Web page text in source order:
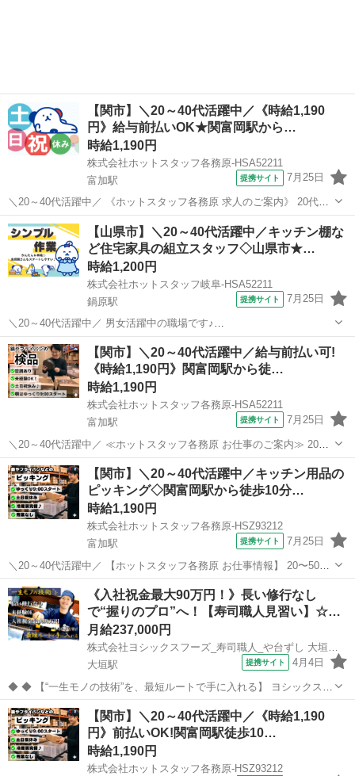
【関市】＼20～40代活躍中／《時給1,190
円》給与前払いOK★関富岡駅から…
時給1,190円
株式会社ホットスタッフ各務原-HSA52211
富加駅
提携サイト 7月25日
＼20～40代活躍中／ 《ホットスタッフ各務原 求人のご案内》 20代・
30代はもちろん40代・50代まで女性活躍中★
┏━━━━━━━━━━━━━━┓ お仕事内容
━━━━━━━━━━━━━━┛ 包丁やフライパンな...
岐阜 関市 富加駅
【山県市】＼20～40代活躍中／キッチン棚な
ど住宅家具の組立スタッフ◇山県市★…
時給1,200円
株式会社ホットスタッフ岐阜-HSA52211
鍋原駅
提携サイト 7月25日
＼20～40代活躍中／ 男女活躍中の職場です♪
◆◆◆◆◆◆◆◆◆◆◆◆◆◆◆ ★仕事内容★
◆◆◆◆◆◆◆◆◆◆◆◆◆◆◆ 木材加工メーカーさんでの、 家具の
組み立てをおまかせします! ▼木製パーツの組み立て作業 ...
岐阜 山県市 鍋原駅 キッチン
【関市】＼20～40代活躍中／給与前払い可!
《時給1,190円》関富岡駅から徒…
時給1,190円
株式会社ホットスタッフ各務原-HSA52211
富加駅
提携サイト 7月25日
＼20～40代活躍中／ ≪ホットスタッフ各務原 お仕事のご案内≫ 20代
から50代まで幅広い年代の男女働いています★ ☆★魅力た〜っぷりな
オシゴトが出ました★☆ ★朝9時からのゆっくりスタート ★土日祝休
み ★残業あり・な...
岐阜 関市 富加駅
【関市】＼20～40代活躍中／キッチン用品の
ピッキング◇関富岡駅から徒歩10分…
時給1,190円
株式会社ホットスタッフ各務原-HSZ93212
富加駅
提携サイト 7月25日
＼20～40代活躍中／ 【ホットスタッフ各務原 お仕事情報】 20〜50代
の幅広い年代の男性活躍しています★ ＼大人気!! ピッキングのオシゴ
トが出ました!/ 9:00からスタートで朝はゆっくりできちゃう♪ そのほ
か...
岐阜 関市 富加駅 キッチン
《入社祝金最大90万円！》長い修行なし
で“握りのプロ”へ！【寿司職人見習い】☆…
月給237,000円
株式会社ヨシックスフーズ_寿司職人_や台ずし 大垣駅前町(正社員)
大垣駅
提携サイト 4月4日
◆ ◆ 【“一生モノの技術”を、最短ルートで手に入れる】 ヨシックスフ
ーズが運営する寿司居酒屋「や台ずし」では、 鮮魚の一部を加工済み
の状態で仕入れることで仕込みの負担を大幅に削減しています。 入社
後は余計な工程に時間...
岐阜 大垣市 大垣駅
【関市】＼20～40代活躍中／《時給1,190
円》前払いOK!関富岡駅徒歩10…
時給1,190円
株式会社ホットスタッフ各務原-HSZ93212